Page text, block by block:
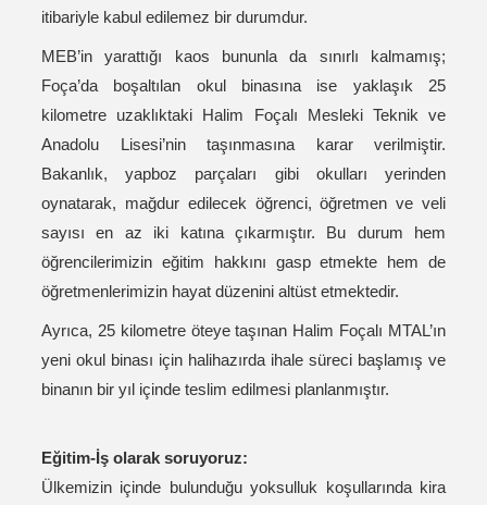
itibariyle kabul edilemez bir durumdur.
MEB’in yarattığı kaos bununla da sınırlı kalmamış;
Foça’da boşaltılan okul binasına ise yaklaşık 25
kilometre uzaklıktaki Halim Foçalı Mesleki Teknik ve
Anadolu Lisesi’nin taşınmasına karar verilmiştir.
Bakanlık, yapboz parçaları gibi okulları yerinden
oynatarak, mağdur edilecek öğrenci, öğretmen ve veli
sayısı en az iki katına çıkarmıştır. Bu durum hem
öğrencilerimizin eğitim hakkını gasp etmekte hem de
öğretmenlerimizin hayat düzenini altüst etmektedir.
Ayrıca, 25 kilometre öteye taşınan Halim Foçalı MTAL’ın
yeni okul binası için halihazırda ihale süreci başlamış ve
binanın bir yıl içinde teslim edilmesi planlanmıştır.
Eğitim-İş olarak soruyoruz:
Ülkemizin içinde bulunduğu yoksulluk koşullarında kira